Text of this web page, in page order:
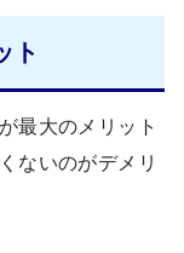
ト
最大のメリット
ないのがデメリ